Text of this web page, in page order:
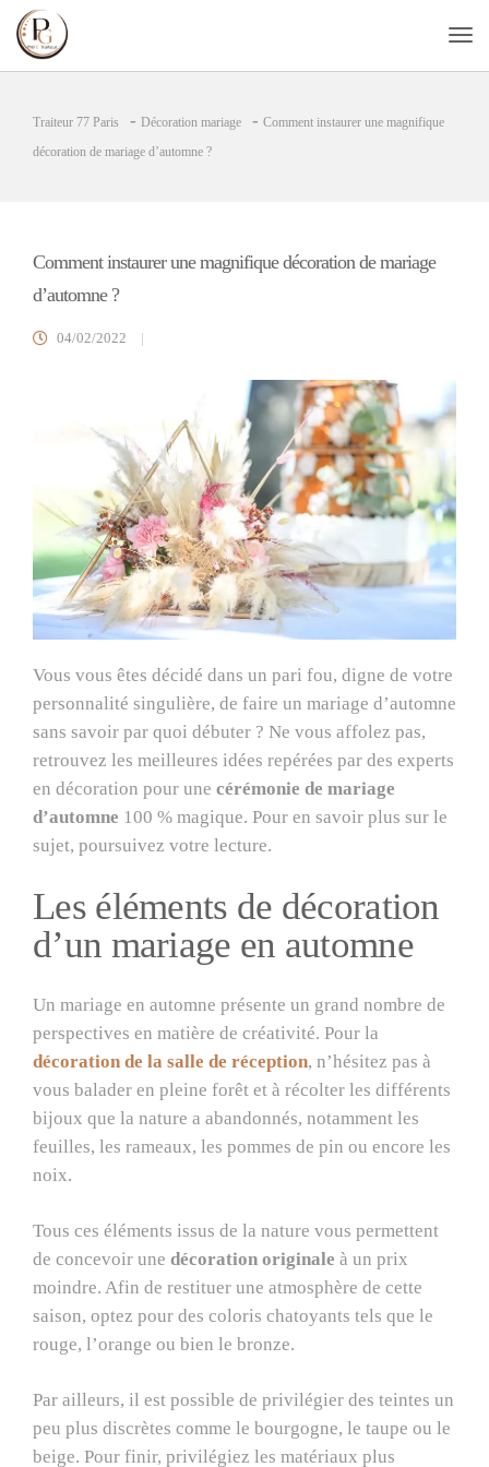
Traiteur 77 Paris - Décoration mariage - Comment instaurer une magnifique
décoration de mariage d’automne ?
Comment instaurer une magnifique décoration de mariage
d’automne ?
04/02/2022
Vous vous êtes décidé dans un pari fou, digne de votre
personnalité singulière, de faire un mariage d’automne
sans savoir par quoi débuter ? Ne vous affolez pas,
retrouvez les meilleures idées repérées par des experts
en décoration pour une cérémonie de mariage
d’automne 100 % magique. Pour en savoir plus sur le
sujet, poursuivez votre lecture.
Les éléments de décoration
d’un mariage en automne
Un mariage en automne présente un grand nombre de
perspectives en matière de créativité. Pour la
décoration de la salle de réception, n’hésitez pas à
vous balader en pleine forêt et à récolter les différents
bijoux que la nature a abandonnés, notamment les
feuilles, les rameaux, les pommes de pin ou encore les
noix.
Tous ces éléments issus de la nature vous permettent
de concevoir une décoration originale à un prix
moindre. Afin de restituer une atmosphère de cette
saison, optez pour des coloris chatoyants tels que le
rouge, l’orange ou bien le bronze.
Par ailleurs, il est possible de privilégier des teintes un
peu plus discrètes comme le bourgogne, le taupe ou le
beige. Pour finir, privilégiez les matériaux plus